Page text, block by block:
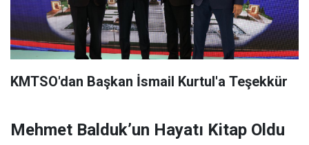
KMTSO'dan Başkan İsmail Kurtul'a Teşekkür
Mehmet Balduk’un Hayatı Kitap Oldu